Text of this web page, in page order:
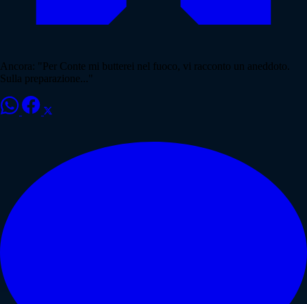
Ancora: "Per Conte mi butterei nel fuoco, vi racconto un aneddoto.
Sulla preparazione..."